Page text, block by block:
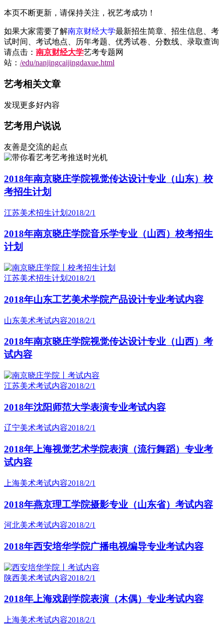
本页不断更新，请保持关注，祝艺考成功！
如果大家需要了解南京财经大学最新招生简章、招生信息、考
试时间、考试地点、历年考题、优秀试卷、分数线、录取查询
请点击： 南京财经大学艺考专题网
站： /edu/nanjingcaijingdaxue.html
艺考相关文章
发现更多好内容
艺考用户说说
友善是交流的起点
艺考推送时光机
2018年南京晓庄学院视觉传达设计专业（山东）校
考招生计划
江苏美术招生计划 2018/2/1
2018年南京晓庄学院音乐学专业（山西）校考招生
计划
江苏美术招生计划 2018/2/1
2018年山东工艺美术学院产品设计专业考试内容
山东美术考试内容2018/2/1
2018年南京晓庄学院视觉传达设计专业（山西）考
试内容
江苏美术考试内容2018/2/1
2018年沈阳师范大学表演专业考试内容
辽宁美术考试内容2018/2/1
2018年上海视觉艺术学院表演（流行舞蹈）专业考
试内容
上海美术考试内容2018/2/1
2018年燕京理工学院摄影专业（山东省）考试内容
河北美术考试内容2018/2/1
2018年西安培华学院广播电视编导专业考试内容
陕西美术考试内容2018/2/1
2018年上海戏剧学院表演（木偶）专业考试内容
上海美术考试内容2018/2/1